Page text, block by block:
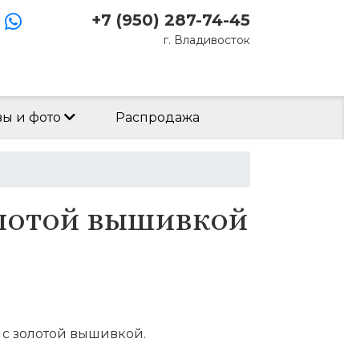
+7 (950) 287-74-45
г. Владивосток
и фото Распродажа
вышивкой
золотой вышивкой.